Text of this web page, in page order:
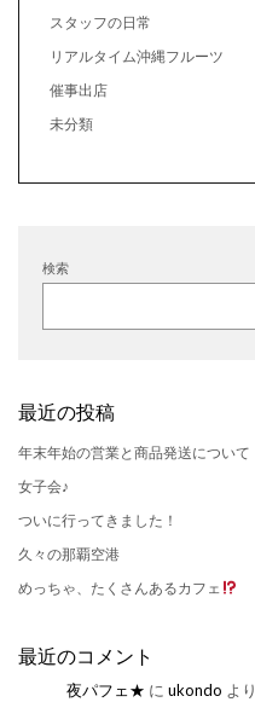
スタッフの日常
リアルタイム沖縄フルーツ
催事出店
未分類
検索
最近の投稿
年末年始の営業と商品発送について
女子会♪
ついに行ってきました！
久々の那覇空港
めっちゃ、たくさんあるカフェ
最近のコメント
夜パフェ★ に ukondo より